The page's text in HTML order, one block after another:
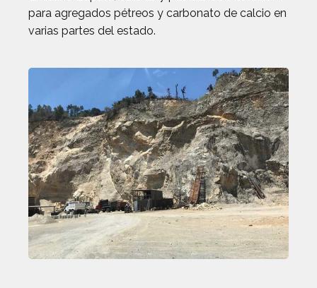
para agregados pétreos y carbonato de calcio en
varias partes del estado.